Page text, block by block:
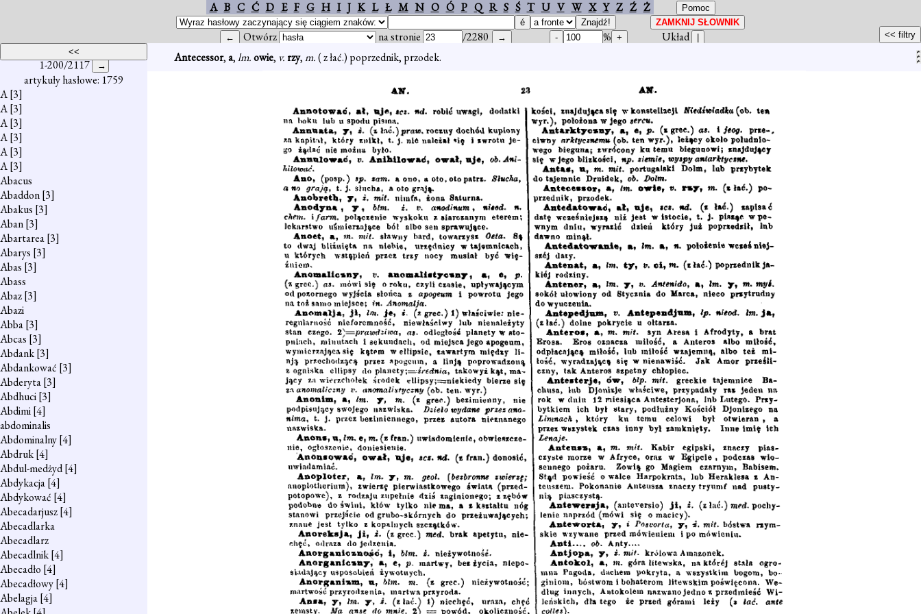
A B C Ć D E F G H I J K L Ł M N O Ó P Q R S Ś T U V W X Y Z Ź Ż
Otwórz na stronie /2280 %
Układ
1-200/2117
artykuły hasłowe: 1759
A[3]
A[3]
A[3]
A[3]
A[3]
A[3]
Abacus
Abaddon[3]
Abakus [3]
Aban[3]
Abartarea[3]
Abarys [3]
Abas [3]
Abass
Abaz[3]
Abazi
Abba[3]
Abcas [3]
Abdank[3]
Abdankować [3]
Abderyta[3]
Abdhuci[3]
Abdimi[4]
abdominalis
Abdominalny[4]
Abdruk[4]
Abdul-medżyd[4]
Abdykacja[4]
Abdykować [4]
Abecadarjusz[4]
Abecadlarka
Abecadlarz
Abecadlnik[4]
Abecadło [4]
Abecadłowy[4]
Abelagja[4]
Antecessor,a,lm.owie, v.rzy,m.( z łać.) poprzednik, przodek.